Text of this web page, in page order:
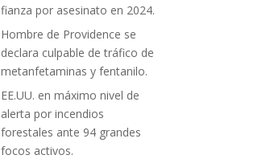
fianza por asesinato en 2024.
Hombre de Providence se
declara culpable de tráfico de
metanfetaminas y fentanilo.
EE.UU. en máximo nivel de
alerta por incendios
forestales ante 94 grandes
focos activos.